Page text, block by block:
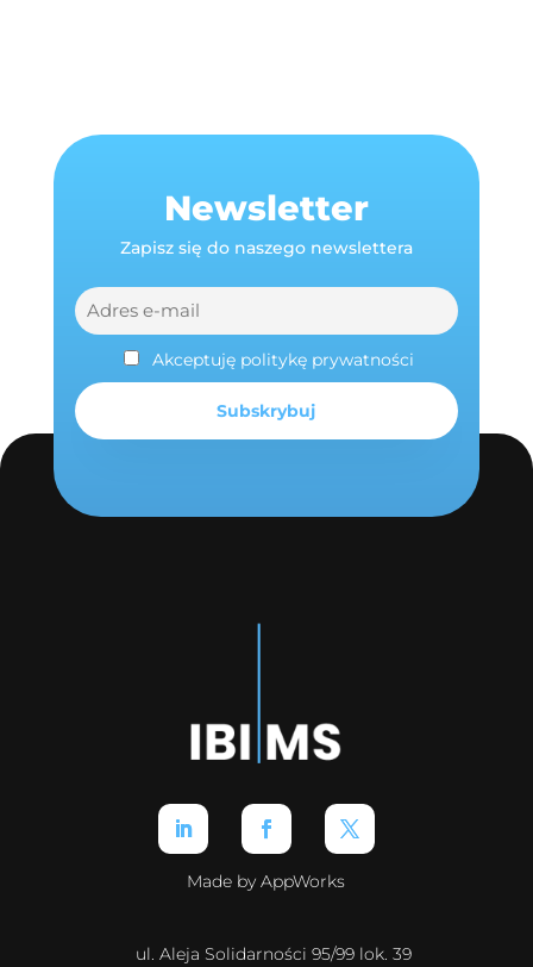
Newsletter
Zapisz się do naszego newslettera
Akceptuję politykę prywatności
Made by AppWorks
ul. Aleja Solidarności 95/99 lok. 39